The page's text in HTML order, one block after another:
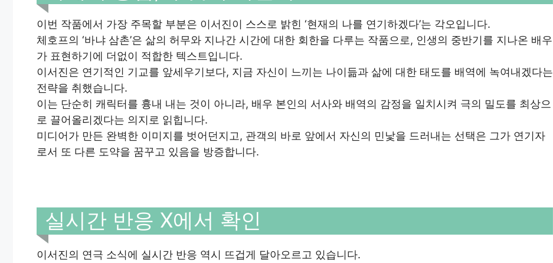
이번 작품에서 가장 주목할 부분은 이서진이 스스로 밝힌 ‘현재의 나를 연기하겠다’는 각오입니다.
체호프의 ‘바냐 삼촌’은 삶의 허무와 지나간 시간에 대한 회한을 다루는 작품으로, 인생의 중반기를 지나온 배우
가 표현하기에 더없이 적합한 텍스트입니다.
이서진은 연기적인 기교를 앞세우기보다, 지금 자신이 느끼는 나이듦과 삶에 대한 태도를 배역에 녹여내겠다는
전략을 취했습니다.
이는 단순히 캐릭터를 흉내 내는 것이 아니라, 배우 본인의 서사와 배역의 감정을 일치시켜 극의 밀도를 최상으
로 끌어올리겠다는 의지로 읽힙니다.
미디어가 만든 완벽한 이미지를 벗어던지고, 관객의 바로 앞에서 자신의 민낯을 드러내는 선택은 그가 연기자
로서 또 다른 도약을 꿈꾸고 있음을 방증합니다.
실시간 반응 X에서 확인
이서진의 연극 소식에 실시간 반응 역시 뜨겁게 달아오르고 있습니다.